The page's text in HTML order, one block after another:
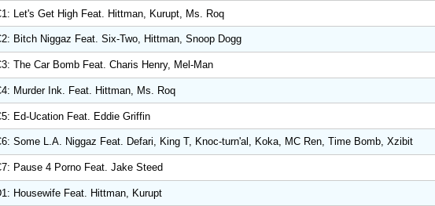
Let's Get High Feat. Hittman, Kurupt, Ms. Roq
Bitch Niggaz Feat. Six-Two, Hittman, Snoop Dogg
The Car Bomb Feat. Charis Henry, Mel-Man
Murder Ink. Feat. Hittman, Ms. Roq
Ed-Ucation Feat. Eddie Griffin
Some L.A. Niggaz Feat. Defari, King T, Knoc-turn'al, Koka, MC Ren, Time Bomb, Xzibit
Pause 4 Porno Feat. Jake Steed
Housewife Feat. Hittman, Kurupt